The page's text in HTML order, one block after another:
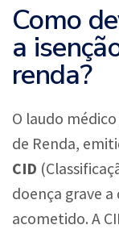
Como
a
renda?
O laudo
de Renda,
CID
doença grave
acometido. A